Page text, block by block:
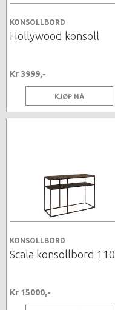
KONSOLLBORD
Hollywood konsoll
Kr 3999,-
KJØP NÅ
KONSOLLBORD
Scala konsollbord 110
Kr 15000,-